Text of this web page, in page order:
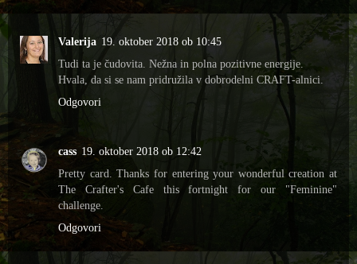
Valerija 19. oktober 2018 ob 10:45
Tudi ta je čudovita. Nežna in polna pozitivne energije.
Hvala, da si se nam pridružila v dobrodelni CRAFT-alnici.
Odgovori
cass 19. oktober 2018 ob 12:42
Pretty card. Thanks for entering your wonderful creation at
The Crafter's Cafe this fortnight for our "Feminine"
challenge.
Odgovori